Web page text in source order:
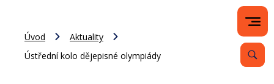
Úvod
Aktuality
Ústřední kolo dějepisné olympiády